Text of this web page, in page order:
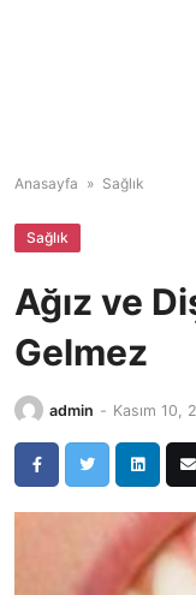
Anasayfa » Sağlık
Sağlık
Ağız ve
Gelmez
admin - Kasım 10,